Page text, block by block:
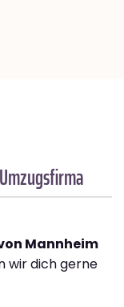
Mannheim
wir dich gerne